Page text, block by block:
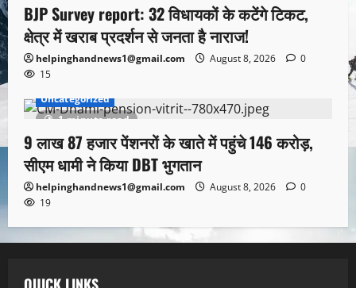
BJP Survey report: 32 विधायकों के कटेंगे टिकट,
क्षेत्र में खराब प्रदर्शन से जनता है नाराज!
helpinghandnews1@gmail.com August 8, 2026
0
15
1 minute read
Uncategorized
9 लाख 87 हजार पेंशनरों के खाते में पहुंचे 146 करोड़,
सीएम धामी ने किया DBT भुगतान
helpinghandnews1@gmail.com August 8, 2026
0
19